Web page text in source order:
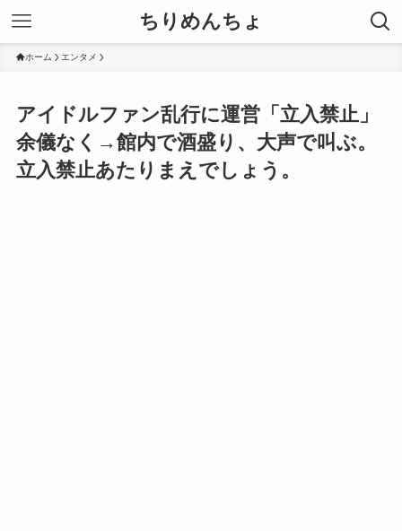
ちりめんちょ
ホーム エンタメ
アイドルファン乱行に運営「立入禁止」
余儀なく→館内で酒盛り、大声で叫ぶ。
立入禁止あたりまえでしょう。